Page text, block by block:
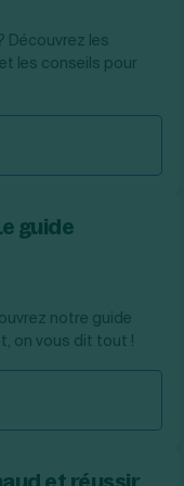
Découvrez les
les conseils pour
guide
notre guide
on vous dit tout !